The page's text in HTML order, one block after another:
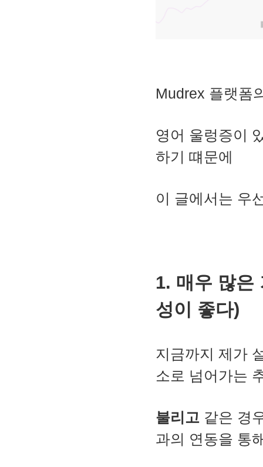
Mudrex 플랫폼
영어 울렁증이
하기 떄문에
이 글에서는 우
1. 매우 많은
성이 좋다)
지금까지 제가
소로 넘어가는
불리고 같은 경
과의 연동을 통